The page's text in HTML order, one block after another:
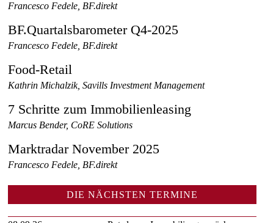
Francesco Fedele, BF.direkt
BF.Quartalsbarometer Q4-2025
Francesco Fedele, BF.direkt
Food-Retail
Kathrin Michalzik, Savills Investment Management
7 Schritte zum Immobilienleasing
Marcus Bender, CoRE Solutions
Marktradar November 2025
Francesco Fedele, BF.direkt
DIE NÄCHSTEN TERMINE